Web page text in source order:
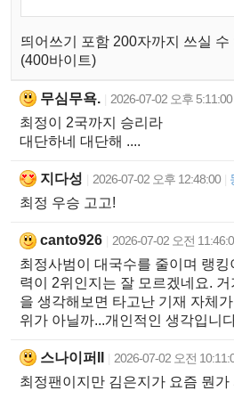
띄어쓰기 포함 200자까지 쓰실 수
(400바이트)
무심무욕. 2026-07-02 오후 5:11:00
최정이 2국까지 승리라
대단하네 대단해 ....
지다성 2026-07-02 오후 12:48:00
최정 우승 고고!
canto926 2026-07-02 오전
최정사범이 대국수를 줄이며 랭킹
력이 2위인지는 잘 모르겠네요.
을 생각해보면 타고난 기재 자체
위가 아닐까...개인적인 생각입니
스나이퍼II 2026-07-02 오전
최정팬이지만 김은지가 요즘 뭔